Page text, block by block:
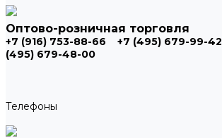
Оптово-розничная торговля
+7 (916) 753-88-66 +7 (495) 679-99-42
(495) 679-48-00
Телефоны